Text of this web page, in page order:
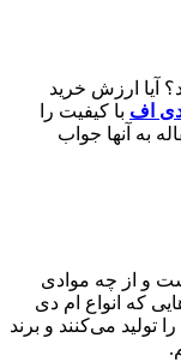
آیا ارزش خرید
دی اف با کیفیت را
به آنها جواب
و از چه موادی
که انواع ام دی
تولید می‌کنند و برند